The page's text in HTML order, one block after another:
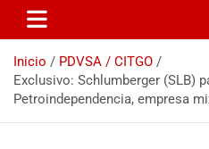
Inicio
PDVSA / CITGO
Exclusivo: Schlumberger (SLB)
Petroindependencia, empresa